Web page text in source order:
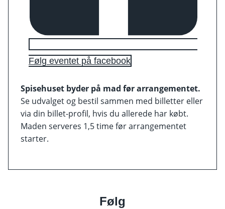
Følg eventet på facebook
Spisehuset byder på mad før arrangementet.
Se udvalget og bestil sammen med billetter eller
via din billet-profil, hvis du allerede har købt.
Maden serveres 1,5 time før arrangementet
starter.
Følg